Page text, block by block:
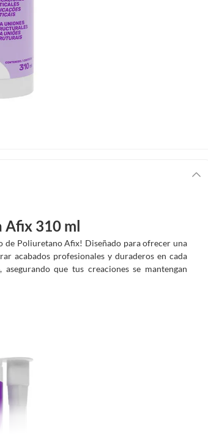
Afix 310 ml
de Poliuretano Afix! Diseñado para ofrecer una
acabados profesionales y duraderos en cada
que tus creaciones se mantengan